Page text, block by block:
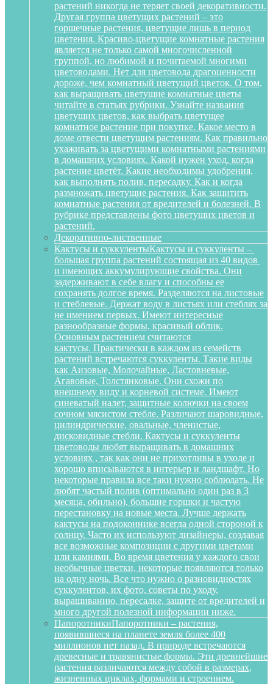
растений никогда не теряет своей декоративности.
Другая группа цветущих растений – это
горшечные растения, цветущие лишь в период
цветения. Красиво-цветущие комнатные растения
является не только самой многочисленной
группой, но любимой и почитаемой многими
цветоводами. Нет для цветовода драгоценности
дороже, чем комнатный цветущий цветок. О том,
как выращивать цветущие комнатные цветы
читайте в статьях рубрики. Узнайте названия
цветущих цветов, как выбрать цветущее
комнатное растение при покупке. Какое место в
доме отвести цветущим растениям. Как правильно
ухаживать за цветущими комнатными растениями
в домашних условиях. Какой нужен уход, когда
растение цветёт. Какие необходимы удобрения,
как выполнять полив, пересадку. Как и когда
размножать цветущие растения. Как защитить
комнатные растения от вредителей и болезней. В
рубрике представлены фото цветущих цветов и
растений.
Декоративно-лиственные
Кактусы и суккулентыКактусы и суккуленты –
большая группа растений состоящая из 40 видов
и имеющих аккумулирующие свойства. Они
задерживают в себе влагу и способны ее
сохранять долгое время. Разделяются на листовые
и стеблевые. Держат воду в листьях или стеблях за
не имением первых. Имеют интересные
разнообразные формы, красивый облик.
Основным растением считаются
кактусы. Практически в каждом из семейств
растений встречаются суккуленты. Такие виды
как Аизовые, Молочайные, Ластовневые,
Агавовые, Толстянковые. Они схожи по
внешнему виду и корневой системе. Имеют
синеватый налет, защитные колючки на своем
сочном мясистом стебле. Различают шаровидные,
цилиндрические, овальные, членистые,
дисковидные стебли. Кактусы и суккуленты
цветоводы любят выращивать в домашних
условиях , так как они не прихотливы в уходе и
хорошо вписываются в интерьер и ландшафт. Но
некоторые правила все таки нужно соблюдать. Не
любят частый полив (оптимально один раз в 3
месяца, обильно), большие горшки и частую
перестановку на новые места. Лучше держать
кактусы на подоконнике всегда одной стороной к
солнцу. Часто их используют дизайнеры, создавая
все возможные композиции с другими цветами
или камнями. Во время цветения у каждого свои
необычные цветки, некоторые появляются только
на одну ночь. Все что нужно о разновидностях
суккулентов, их фото, советы по уходу,
выращиванию, пересадке, защите от вредителей и
много другой полезной информации ниже.
ПапоротникиПапоротники – растения,
появившиеся на планете земля более 400
миллионов нет назад. В природе встречаются
древесные и травянистые формы. Эти древнейшие
растения различаются между собой в размерах,
жизненных циклах, формами и строением.